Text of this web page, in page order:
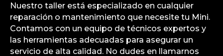
Nuestro taller está especializado en cualquier
reparación o mantenimiento que necesite tu Mini.
Contamos con un equipo de técnicos expertos y
las herramientas adecuadas para asegurar un
servicio de alta calidad. No dudes en llamarnos